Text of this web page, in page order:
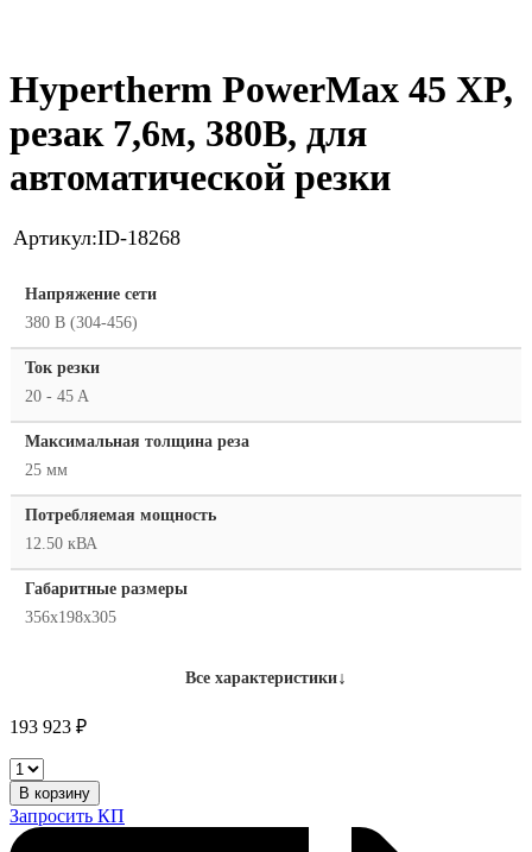
Hypertherm PowerMax 45 XP,
резак 7,6м, 380В, для
автоматической резки
Артикул:ID-18268
Напряжение сети
380 В (304-456)
Ток резки
20 - 45 A
Максимальная толщина реза
25 мм
Потребляемая мощность
12.50 кВА
Габаритные размеры
356x198x305
Все характеристики↓
193 923 ₽
Hypertherm
PowerMax
45
XP,
В корзину
Запросить КП